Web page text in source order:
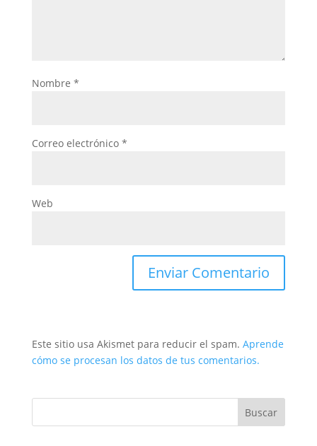
Nombre *
Correo electrónico *
Web
Este sitio usa Akismet para reducir el spam. Aprende
cómo se procesan los datos de tus comentarios.